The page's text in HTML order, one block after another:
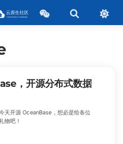
，开源分布式数据
天开源 OceanBase，想必是给各位
物吧！